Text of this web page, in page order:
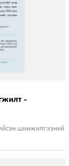
шинжилгээний